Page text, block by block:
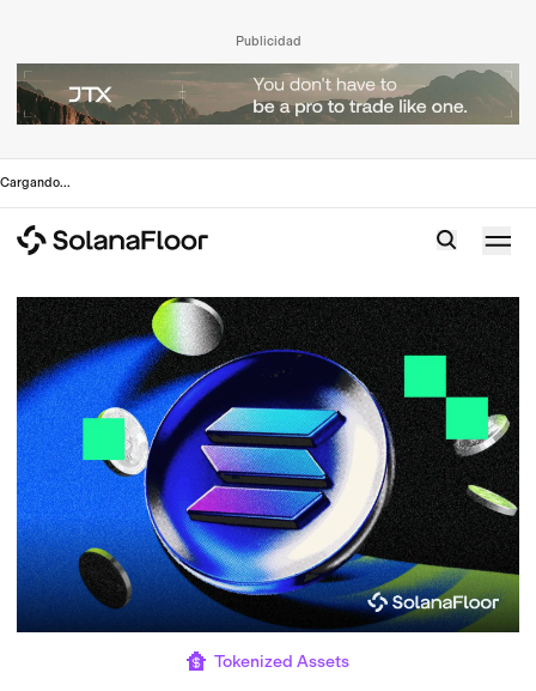
Publicidad
Cargando...
Tokenized Assets